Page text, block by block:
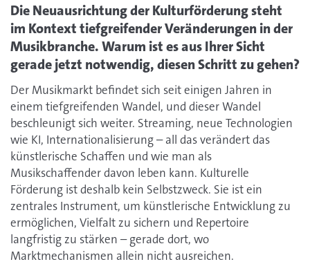
Die Neuausrichtung der Kulturförderung steht
im Kontext tiefgreifender Veränderungen in der
Musikbranche. Warum ist es aus Ihrer Sicht
gerade jetzt notwendig, diesen Schritt zu gehen?
Der Musikmarkt befindet sich seit einigen Jahren in
einem tiefgreifenden Wandel, und dieser Wandel
beschleunigt sich weiter. Streaming, neue Technologien
wie KI, Internationalisierung – all das verändert das
künstlerische Schaffen und wie man als
Musikschaffender davon leben kann. Kulturelle
Förderung ist deshalb kein Selbstzweck. Sie ist ein
zentrales Instrument, um künstlerische Entwicklung zu
ermöglichen, Vielfalt zu sichern und Repertoire
langfristig zu stärken – gerade dort, wo
Marktmechanismen allein nicht ausreichen.